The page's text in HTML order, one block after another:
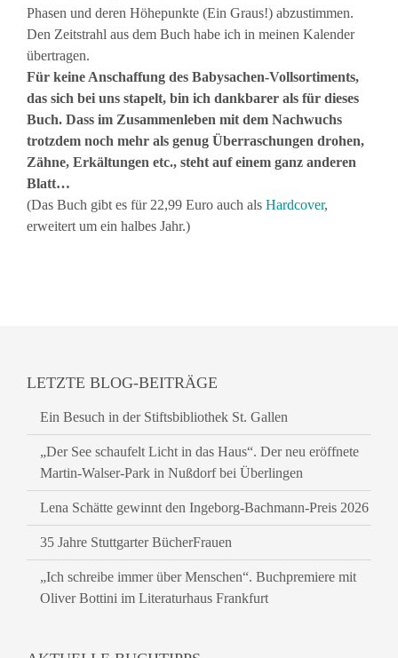
Phasen und deren Höhepunkte (Ein Graus!) abzustimmen.
Den Zeitstrahl aus dem Buch habe ich in meinen Kalender
übertragen.
Für keine Anschaffung des Babysachen-Vollsortiments,
das sich bei uns stapelt, bin ich dankbarer als für dieses
Buch. Dass im Zusammenleben mit dem Nachwuchs
trotzdem noch mehr als genug Überraschungen drohen,
Zähne, Erkältungen etc., steht auf einem ganz anderen
Blatt…
(Das Buch gibt es für 22,99 Euro auch als Hardcover,
erweitert um ein halbes Jahr.)
LETZTE BLOG-BEITRÄGE
Ein Besuch in der Stiftsbibliothek St. Gallen
„Der See schaufelt Licht in das Haus“. Der neu eröffnete
Martin-Walser-Park in Nußdorf bei Überlingen
Lena Schätte gewinnt den Ingeborg-Bachmann-Preis 2026
35 Jahre Stuttgarter BücherFrauen
„Ich schreibe immer über Menschen“. Buchpremiere mit
Oliver Bottini im Literaturhaus Frankfurt